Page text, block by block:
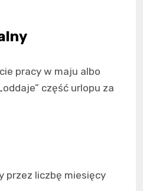
pracy w maju albo
część urlopu za
przez liczbę miesięcy